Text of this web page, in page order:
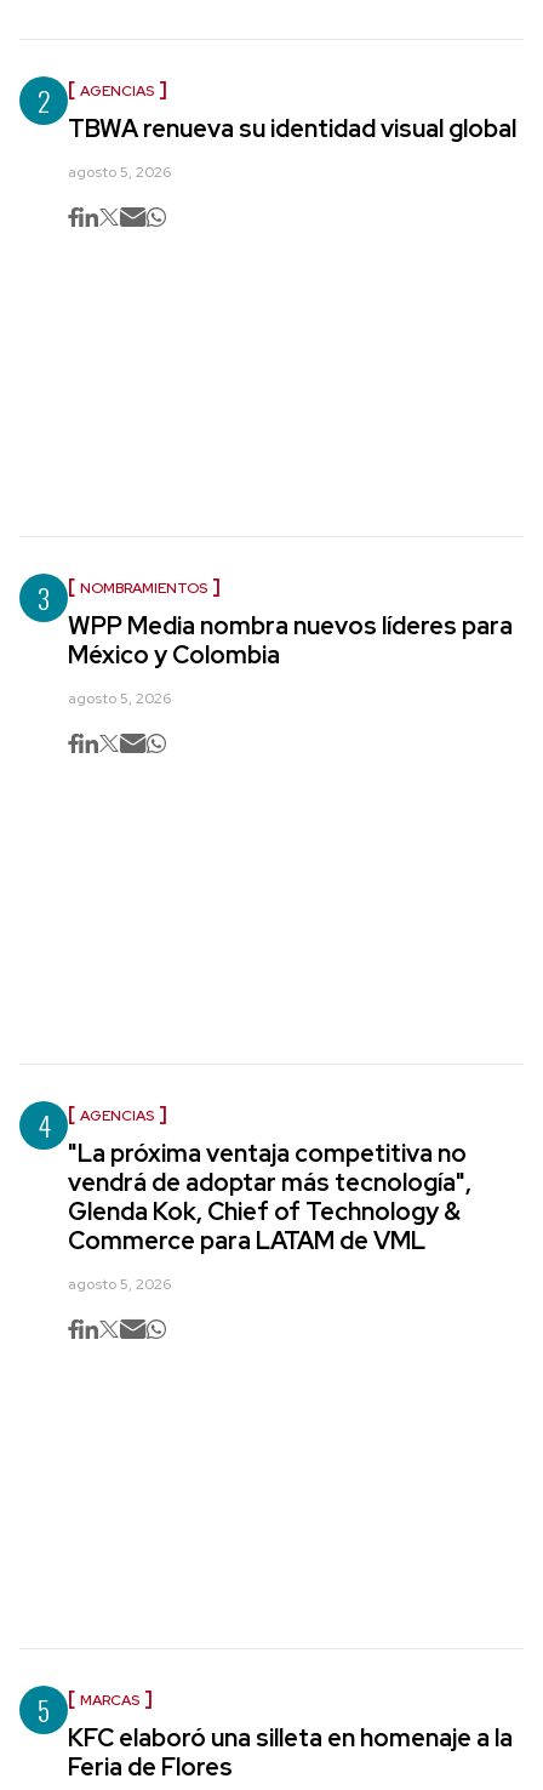
2 AGENCIAS
TBWA renueva su identidad visual global
agosto 5, 2026
3 NOMBRAMIENTOS
WPP Media nombra nuevos líderes para
México y Colombia
agosto 5, 2026
4 AGENCIAS
"La próxima ventaja competitiva no
vendrá de adoptar más tecnología",
Glenda Kok, Chief of Technology &
Commerce para LATAM de VML
agosto 5, 2026
5 MARCAS
KFC elaboró una silleta en homenaje a la
Feria de Flores